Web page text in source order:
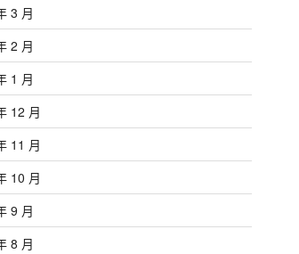
3 月
2 月
1 月
12 月
11 月
10 月
9 月
8 月